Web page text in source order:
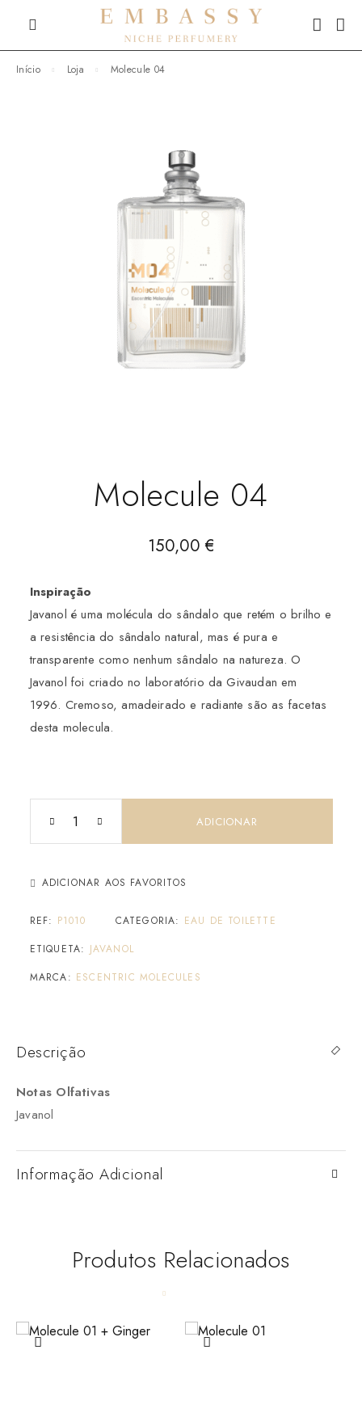
Início Loja Molecule 04
Molecule 04
150,00€
Inspiração
Javanol é uma molécula do sândalo que retém o brilho e
a resistência do sândalo natural, mas é pura e
transparente como nenhum sândalo na natureza. O
Javanol foi criado no laboratório da Givaudan em
1996. Cremoso, amadeirado e radiante são as facetas
desta molecula.
ADICIONAR
ADICIONAR AOS FAVORITOS
REF: P1010 CATEGORIA: EAU DE TOILETTE
ETIQUETA: JAVANOL
MARCA: ESCENTRIC MOLECULES
Descrição
Notas Olfativas
Javanol
Informação Adicional
Produtos Relacionados